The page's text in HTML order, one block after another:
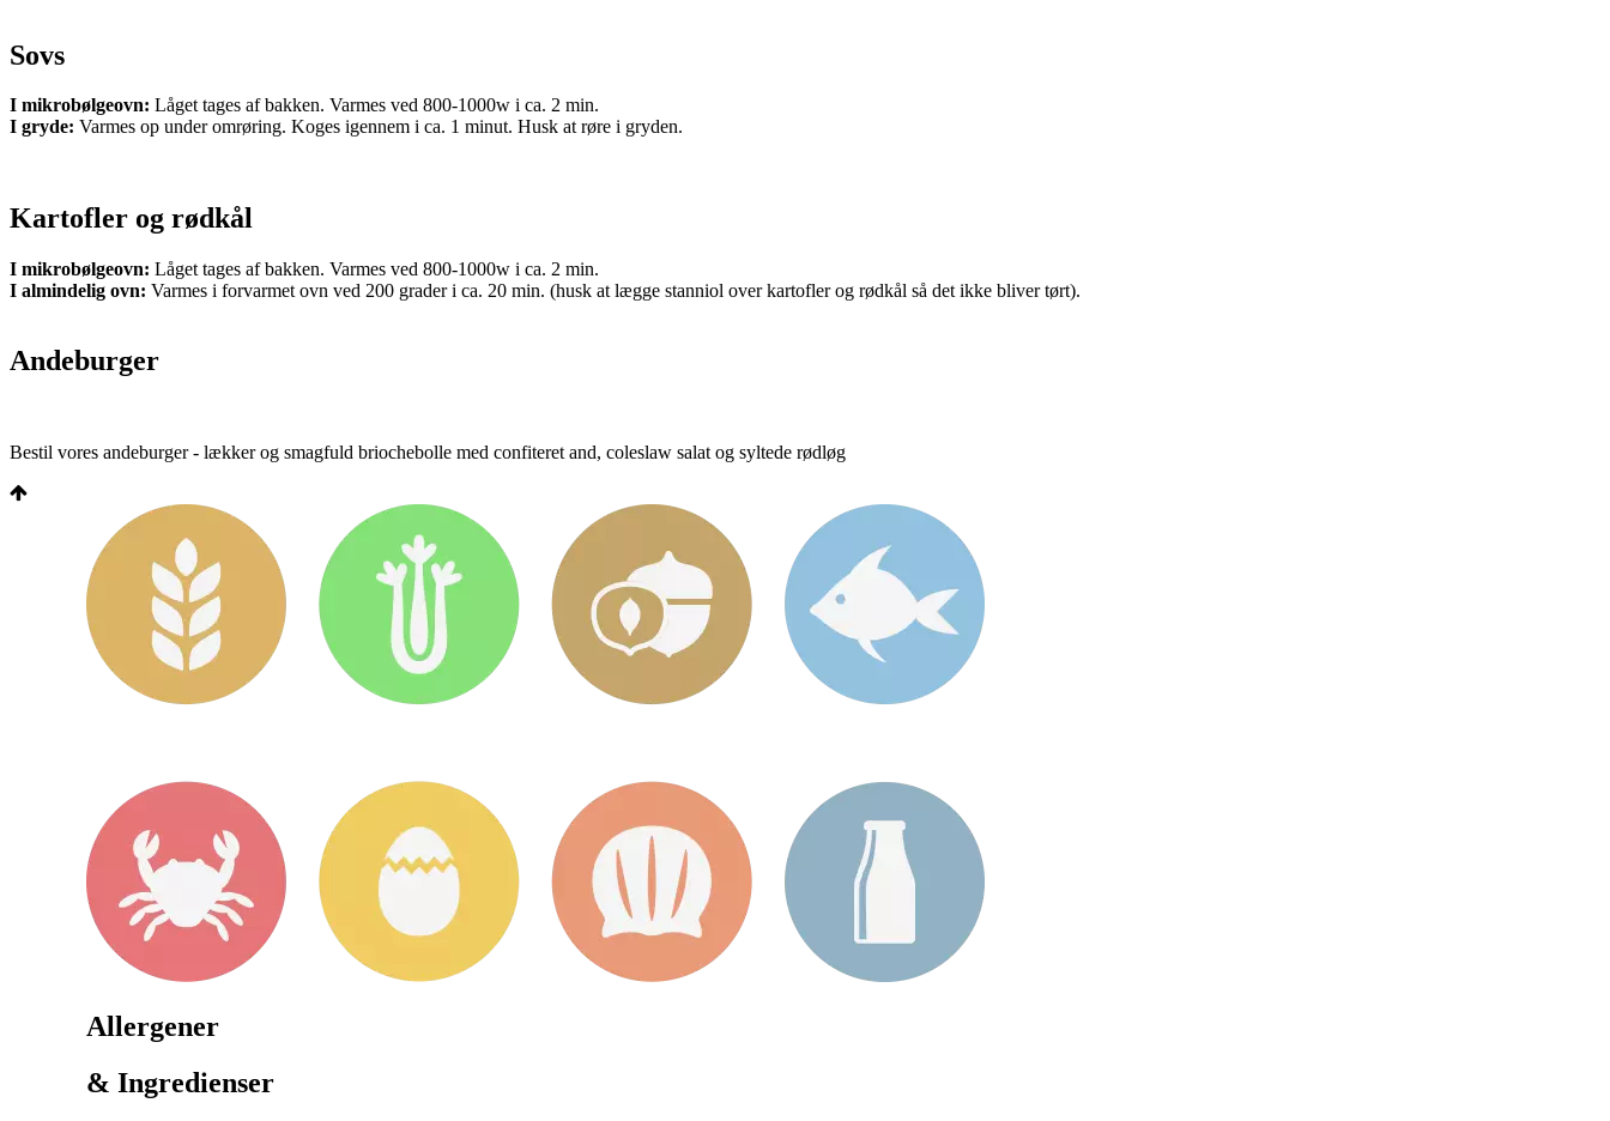
Sovs
I mikrobølgeovn: Låget tages af bakken. Varmes ved 800-1000w i ca. 2 min.
I gryde: Varmes op under omrøring. Koges igennem i ca. 1 minut. Husk at røre i gryden.
Kartofler og rødkål
I mikrobølgeovn: Låget tages af bakken. Varmes ved 800-1000w i ca. 2 min.
I almindelig ovn: Varmes i forvarmet ovn ved 200 grader i ca. 20 min. (husk at lægge stanniol over kartofler og rødkål så det ikke bliver tørt).
Andeburger
Bestil vores andeburger - lækker og smagfuld briochebolle med confiteret and, coleslaw salat og syltede rødløg
Allergener
& Ingredienser